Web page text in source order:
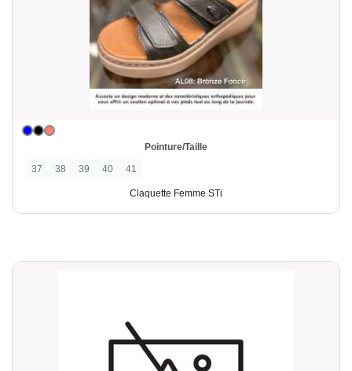
Pointure/Taille
37
38 39 40 41
Claquette Femme STi